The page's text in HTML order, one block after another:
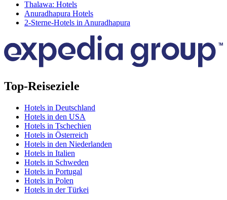
Thalawa: Hotels
Anuradhapura Hotels
2-Sterne-Hotels in Anuradhapura
Top-Reiseziele
Hotels in Deutschland
Hotels in den USA
Hotels in Tschechien
Hotels in Österreich
Hotels in den Niederlanden
Hotels in Italien
Hotels in Schweden
Hotels in Portugal
Hotels in Polen
Hotels in der Türkei